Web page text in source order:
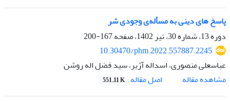
پاسخ های دینی به مسأله‌ی وجودی شر
دوره 13، شماره 30، تیر 1402، صفحه
167-200
10.30470/phm.2022.557887.2245
عباسعلی منصوری، اسداله آژیر، سید فضل اله روشن
مشاهده مقاله
اصل مقاله 551.11 K